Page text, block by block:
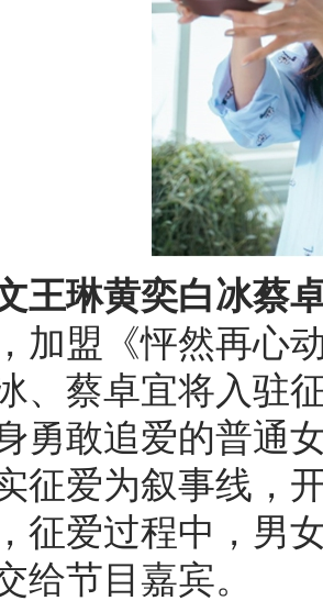
王琳黄奕白冰蔡
盟《怦然再心动
、蔡卓宜将入驻
勇敢追爱的普通
征爱为叙事线，
征爱过程中，男
给节目嘉宾。